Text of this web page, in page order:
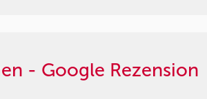
- Google Rezension